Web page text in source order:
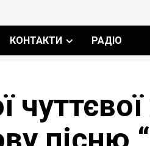
КОНТАКТИ РАДІО